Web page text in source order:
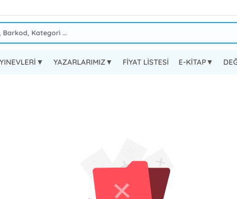
YAZARLARIMIZ▼ FİYAT LİSTESİ E-KİTAP▼